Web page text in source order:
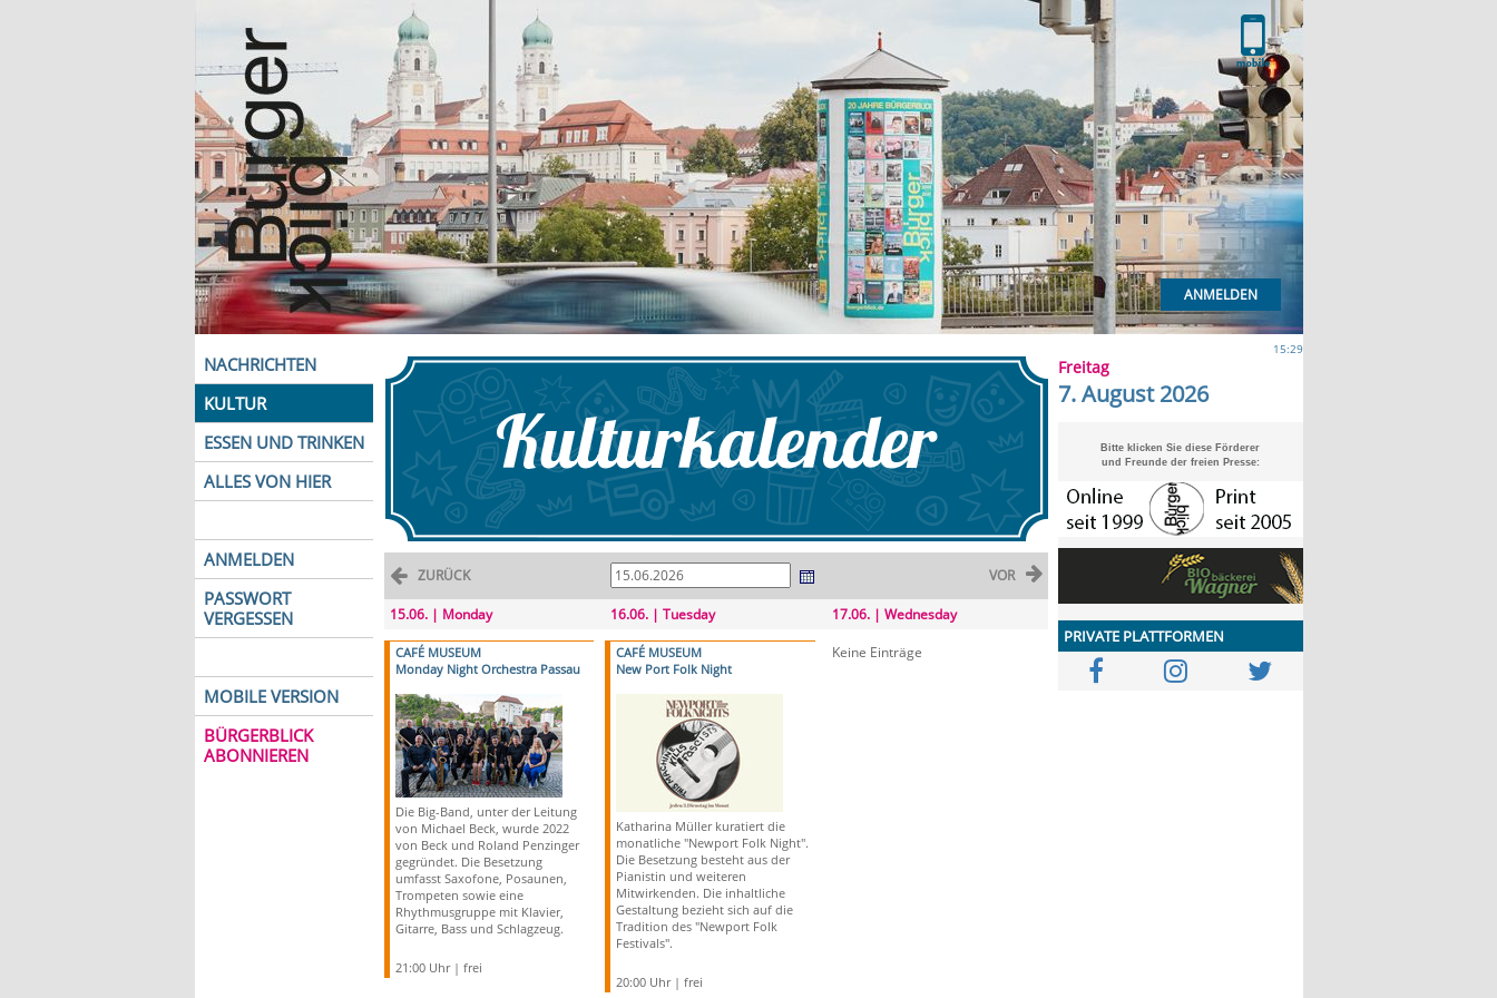
ANMELDEN
NACHRICHTEN
KULTUR
ESSEN UND TRINKEN
ALLES VON HIER
ANMELDEN
PASSWORT
VERGESSEN
MOBILE VERSION
BÜRGERBLICK
ABONNIEREN
ZURÜCK VOR
15.06. | Monday
CAFÉ MUSEUM
Monday Night Orchestra Passau
Die Big-Band, unter der Leitung
von Michael Beck, wurde 2022
von Beck und Roland Penzinger
gegründet. Die Besetzung
umfasst Saxofone, Posaunen,
Trompeten sowie eine
Rhythmusgruppe mit Klavier,
Gitarre, Bass und Schlagzeug.
21:00 Uhr | frei
16.06. | Tuesday
CAFÉ MUSEUM
New Port Folk Night
Katharina Müller kuratiert die
monatliche "Newport Folk Night".
Die Besetzung besteht aus der
Pianistin und weiteren
Mitwirkenden. Die inhaltliche
Gestaltung bezieht sich auf die
Tradition des "Newport Folk
Festivals".
20:00 Uhr | frei
17.06. | Wednesday
Keine Einträge
15:29
Freitag
7. August 2026
Bitte klicken Sie diese Förderer
und Freunde der freien Presse:
PRIVATE PLATTFORMEN